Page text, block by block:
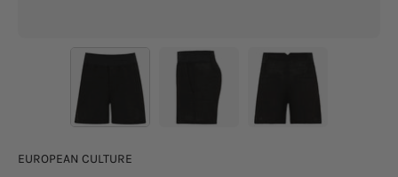
EUROPEAN CULTURE